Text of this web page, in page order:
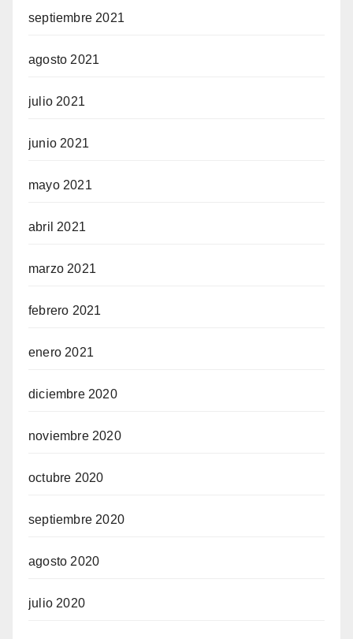
septiembre 2021
agosto 2021
julio 2021
junio 2021
mayo 2021
abril 2021
marzo 2021
febrero 2021
enero 2021
diciembre 2020
noviembre 2020
octubre 2020
septiembre 2020
agosto 2020
julio 2020